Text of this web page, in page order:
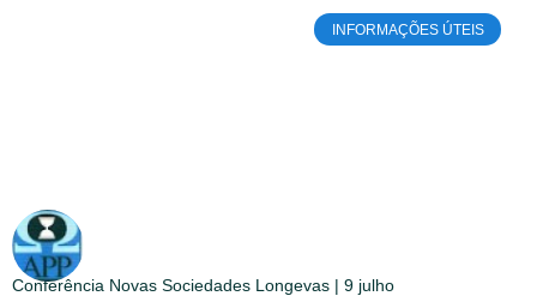
INFORMAÇÕES ÚTEIS
Conferência Novas Sociedades Longevas | 9 julho